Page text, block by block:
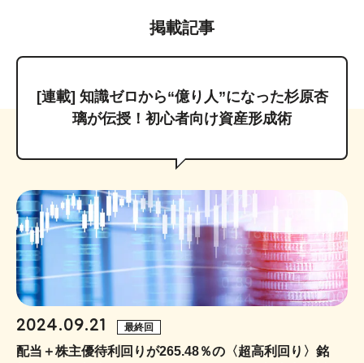
掲載記事
[連載] 知識ゼロから“億り人”になった杉原杏
璃が伝授！初心者向け資産形成術
2024.09.21 最終回
配当＋株主優待利回りが265.48％の〈超高利回り〉銘